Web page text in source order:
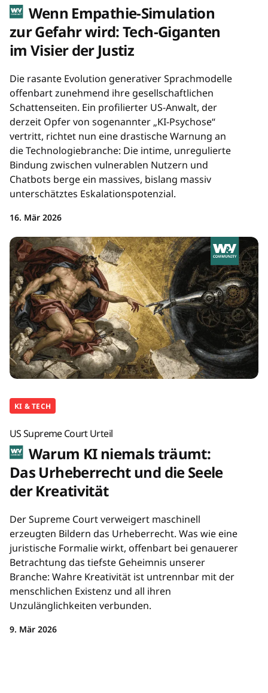
Wenn Empathie-Simulation
zur Gefahr wird: Tech-Giganten
im Visier der Justiz
Die rasante Evolution generativer Sprachmodelle
offenbart zunehmend ihre gesellschaftlichen
Schattenseiten. Ein profilierter US-Anwalt, der
derzeit Opfer von sogenannter „KI-Psychose“
vertritt, richtet nun eine drastische Warnung an
die Technologiebranche: Die intime, unregulierte
Bindung zwischen vulnerablen Nutzern und
Chatbots berge ein massives, bislang massiv
unterschätztes Eskalationspotenzial.
16. Mär 2026
KI & TECH
US Supreme Court Urteil
Warum KI niemals träumt:
Das Urheberrecht und die Seele
der Kreativität
Der Supreme Court verweigert maschinell
erzeugten Bildern das Urheberrecht. Was wie eine
juristische Formalie wirkt, offenbart bei genauerer
Betrachtung das tiefste Geheimnis unserer
Branche: Wahre Kreativität ist untrennbar mit der
menschlichen Existenz und all ihren
Unzulänglichkeiten verbunden.
9. Mär 2026